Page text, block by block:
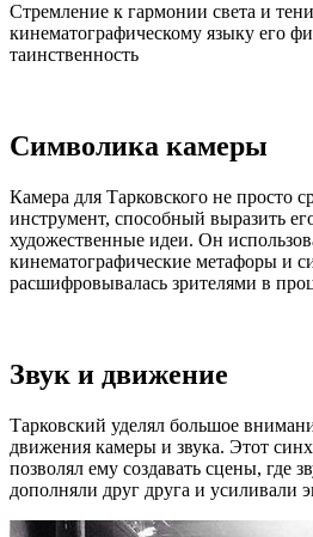
Стремление к гармонии света и
кинематографическому языку его
таинственность
Символика камеры
Камера для Тарковского не просто
инструмент, способный выразить
художественные идеи. Он
кинематографические метафоры и
расшифровывалась зрителями в
Звук и движение
Тарковский уделял большое
движения камеры и звука. Этот
позволял ему создавать сцены, где
дополняли друг друга и усиливали